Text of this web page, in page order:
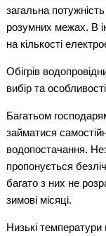
загальна
розумних межах. В
на кількості
Обігрів
вибір та
Багатьом
займатися
водопостачання.
пропонується
багато з них не
зимові місяці.
Низькі температури